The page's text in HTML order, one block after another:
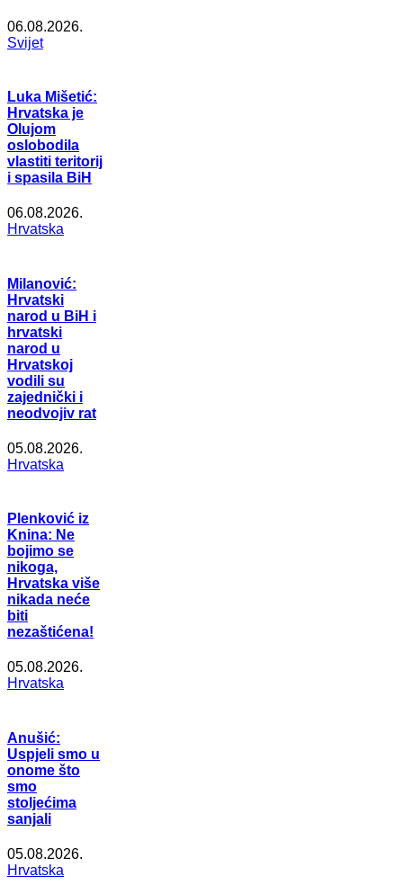
06.08.2026.
Svijet
Luka Mišetić:
Hrvatska je
Olujom
oslobodila
vlastiti teritorij
i spasila BiH
06.08.2026.
Hrvatska
Milanović:
Hrvatski
narod u BiH i
hrvatski
narod u
Hrvatskoj
vodili su
zajednički i
neodvojiv rat
05.08.2026.
Hrvatska
Plenković iz
Knina: Ne
bojimo se
nikoga,
Hrvatska više
nikada neće
biti
nezaštićena!
05.08.2026.
Hrvatska
Anušić:
Uspjeli smo u
onome što
smo
stoljećima
sanjali
05.08.2026.
Hrvatska